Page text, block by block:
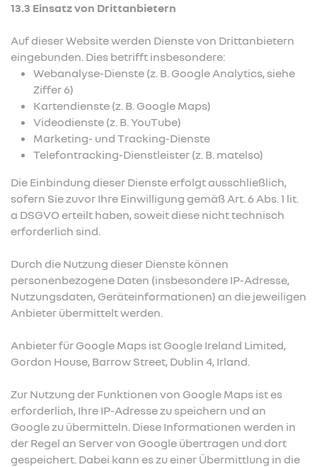
13.3 Einsatz von Drittanbietern
Auf dieser Website werden Dienste von Drittanbietern
eingebunden. Dies betrifft insbesondere:
Webanalyse-Dienste (z. B. Google Analytics, siehe
Ziffer 6)
Kartendienste (z. B. Google Maps)
Videodienste (z. B. YouTube)
Marketing- und Tracking-Dienste
Telefontracking-Dienstleister (z. B. matelso)
Die Einbindung dieser Dienste erfolgt ausschließlich,
sofern Sie zuvor Ihre Einwilligung gemäß Art. 6 Abs. 1 lit.
a DSGVO erteilt haben, soweit diese nicht technisch
erforderlich sind.
Durch die Nutzung dieser Dienste können
personenbezogene Daten (insbesondere IP-Adresse,
Nutzungsdaten, Geräteinformationen) an die jeweiligen
Anbieter übermittelt werden.
Anbieter für Google Maps ist Google Ireland Limited,
Gordon House, Barrow Street, Dublin 4, Irland.
Zur Nutzung der Funktionen von Google Maps ist es
erforderlich, Ihre IP-Adresse zu speichern und an
Google zu übermitteln. Diese Informationen werden in
der Regel an Server von Google übertragen und dort
gespeichert. Dabei kann es zu einer Übermittlung in die